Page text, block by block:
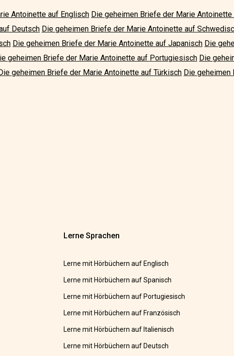
Antoinette auf Englisch Die geheimen Briefe der Marie
Deutsch Die geheimen Briefe der Marie Antoinette auf
Die geheimen Briefe der Marie Antoinette auf Japanisch Die
geheimen Briefe der Marie Antoinette auf Portugiesisch Die
Die geheimen Briefe der Marie Antoinette auf Türkisch Die
Lerne Sprachen
Lerne mit Hörbüchern auf Englisch
Lerne mit Hörbüchern auf Spanisch
Lerne mit Hörbüchern auf Portugiesisch
Lerne mit Hörbüchern auf Französisch
Lerne mit Hörbüchern auf Italienisch
Lerne mit Hörbüchern auf Deutsch